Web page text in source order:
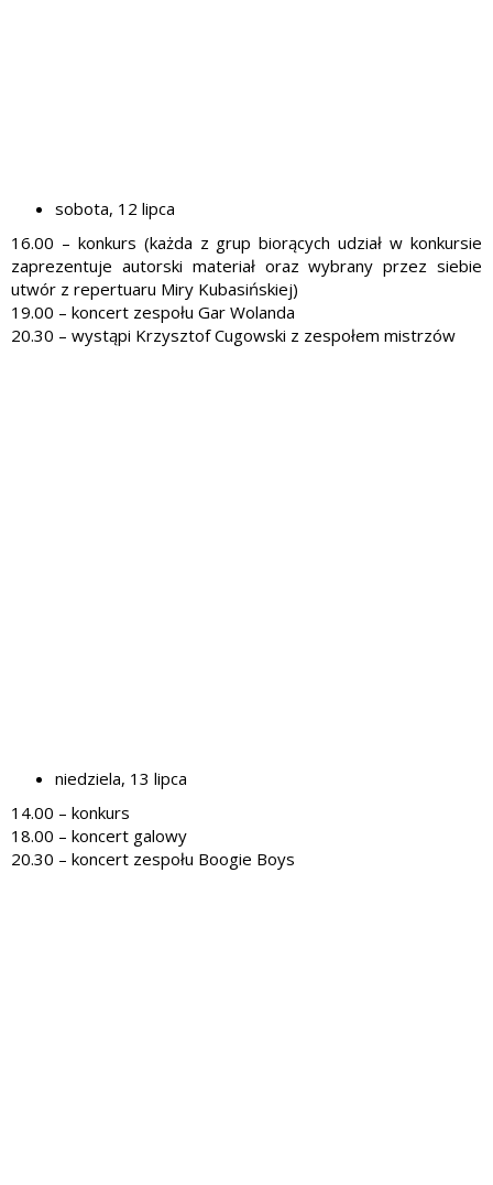
sobota, 12 lipca
16.00 – konkurs (każda z grup biorących udział w konkursie
zaprezentuje autorski materiał oraz wybrany przez siebie
utwór z repertuaru Miry Kubasińskiej)
19.00 – koncert zespołu Gar Wolanda
20.30 – wystąpi Krzysztof Cugowski z zespołem mistrzów
niedziela, 13 lipca
14.00 – konkurs
18.00 – koncert galowy
20.30 – koncert zespołu Boogie Boys